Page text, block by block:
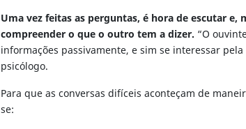
Uma vez feitas as perguntas, é hora de escutar e,
compreender o que o outro tem a dizer. “O
informações passivamente, e sim se interessar
psicólogo.
Para que as conversas difíceis aconteçam de
se: